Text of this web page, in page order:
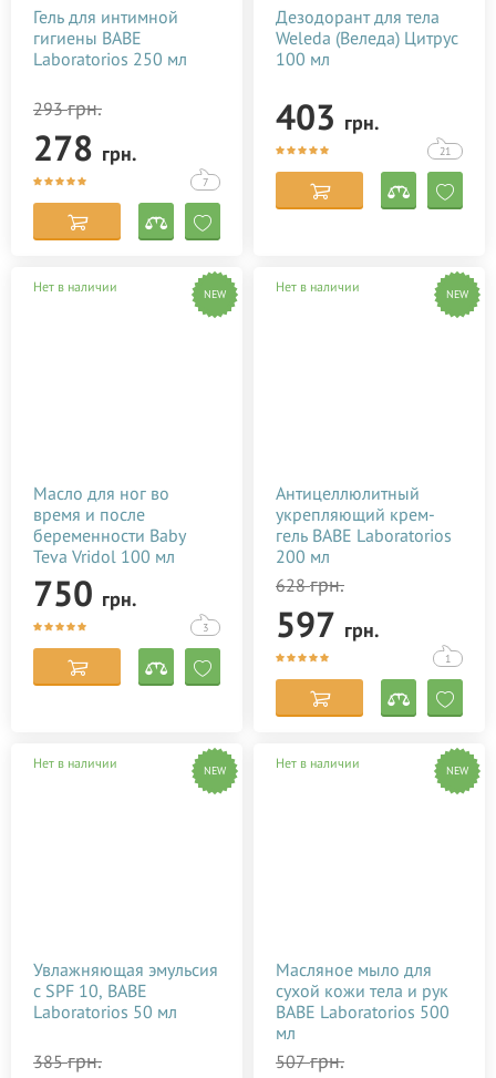
Гель для интимной
гигиены BABE
Laboratorios 250 мл
293грн.
278 грн.
7
Дезодорант для тела
Weleda (Веледа) Цитрус
100 мл
403 грн.
21
Нет в наличии NEW
Масло для ног во
время и после
беременности Baby
Teva Vridol 100 мл
750 грн.
3
Нет в наличии NEW
Антицеллюлитный
укрепляющий крем-
гель BABE Laboratorios
200 мл
628грн.
597 грн.
1
Нет в наличии NEW
Увлажняющая эмульсия
c SPF 10, BABE
Laboratorios 50 мл
385грн.
Нет в наличии NEW
Масляное мыло для
сухой кожи тела и рук
BABE Laboratorios 500
мл
507грн.